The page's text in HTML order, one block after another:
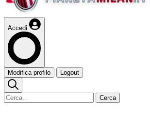
Accedi
Modifica profilo Logout
Cerca